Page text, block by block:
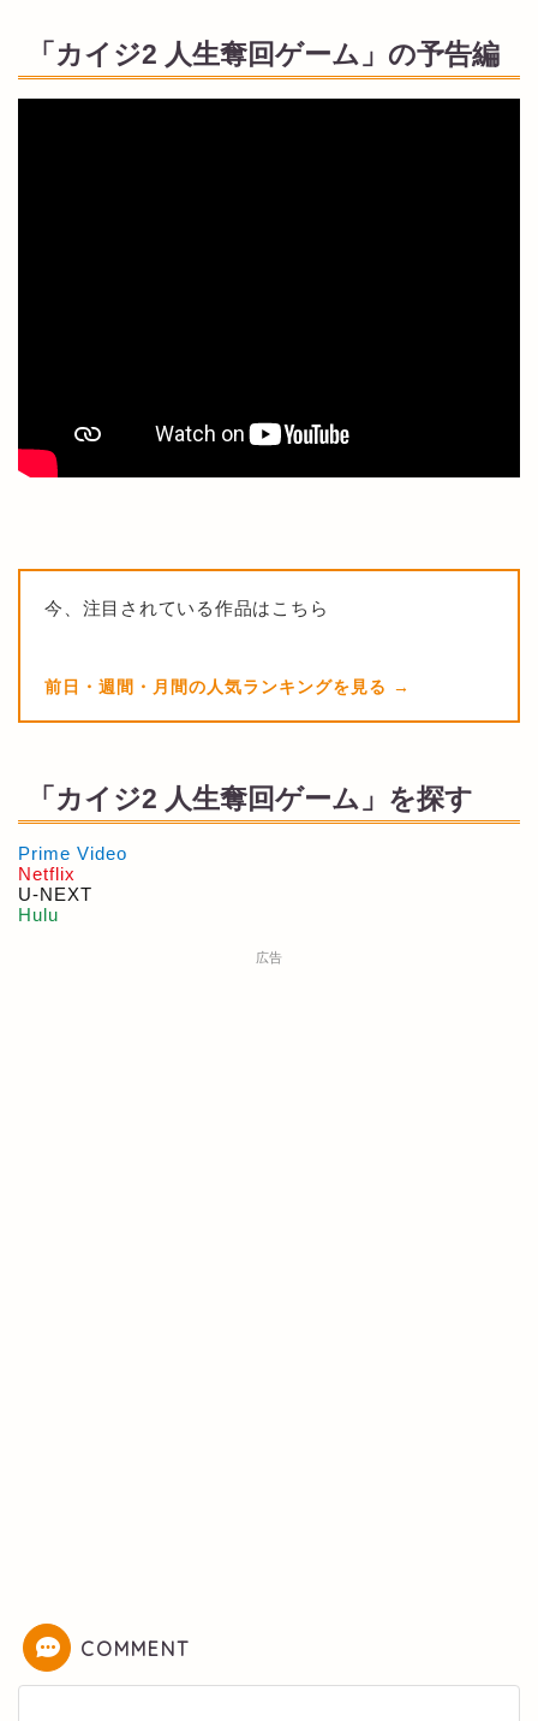
「カイジ2 人生奪回ゲーム」の予告編
今、注目されている作品はこちら
前日・週間・月間の人気ランキングを見る
「カイジ2 人生奪回ゲーム」を探す
Prime Video
Netflix
U-NEXT
Hulu
広告
COMMENT